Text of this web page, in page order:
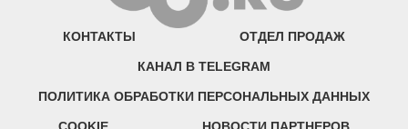
КОНТАКТЫ ОТДЕЛ ПРОДАЖ
КАНАЛ В TELEGRAM
ПОЛИТИКА ОБРАБОТКИ ПЕРСОНАЛЬНЫХ ДАННЫХ